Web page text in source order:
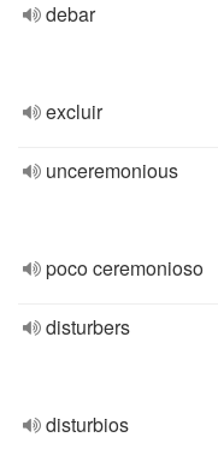
debar
excluir
unceremonious
poco ceremonioso
disturbers
disturbios